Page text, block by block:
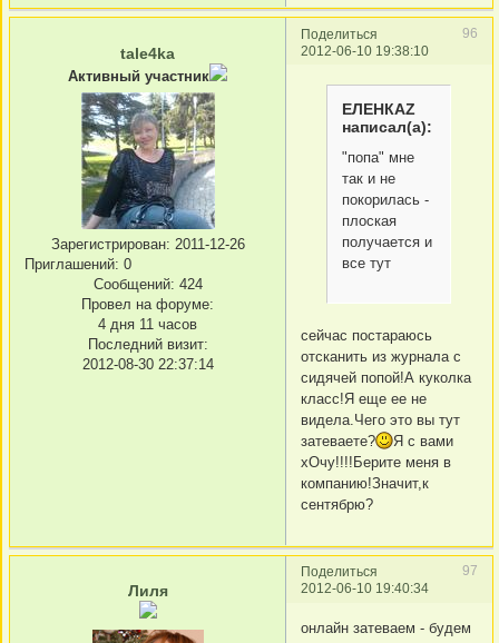
Поделиться
96
2012-06-10 19:38:10
tale4ka
Активный участник
Зарегистрирован: 2011-12-26
Приглашений: 0
Сообщений: 424
Провел на форуме:
4 дня 11 часов
Последний визит:
2012-08-30 22:37:14
ЕЛЕНКАZ
написал(а):
"попа" мне
так и не
покорилась -
плоская
получается и
все тут
сейчас постараюсь
отсканить из журнала с
сидячей попой!А куколка
класс!Я еще ее не
видела.Чего это вы тут
затеваете?
Я с вами
хОчу!!!!Берите меня в
компанию!Значит,к
сентябрю?
Поделиться
97
2012-06-10 19:40:34
Лиля
онлайн затеваем - будем